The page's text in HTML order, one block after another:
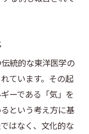
統的な東洋医学の
ています。その起
ーである「気」を
という考え方に基
はなく、文化的な